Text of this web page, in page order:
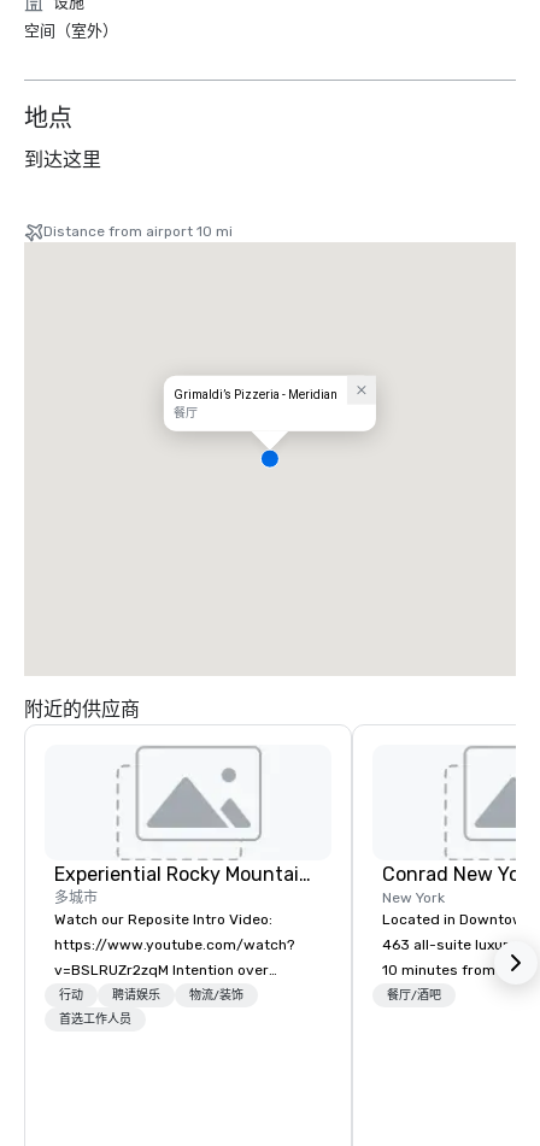
空间（室外）
地点
到达这里
Distance from airport 10 mi
Grimaldi’s Pizzeria - Meridian
餐厅
附近的供应商
Experiential Rocky Mountain DMC | Rocky Mountain West | One Program. At A Time.
多城市
Watch our Reposite Intro Video:
https://www.youtube.com/watch?
v=BSLRUZr2zqM Intention over
Routine. Connection over Checklists.
Precision over Process. Partner DMC
行动 聘请娱乐
物流/装饰
首选工作人员
Conrad New
New York
Located in Downtown
463 all-suite luxury
10 minutes from the
attractions, including
餐厅/酒吧